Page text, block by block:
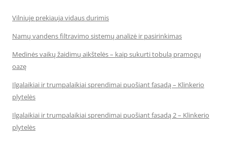
Vilniuje prekiauja vidaus durimis
Namų vandens filtravimo sistemų analizė ir pasirinkimas
Medinės vaikų žaidimų aikštelės – kaip sukurti tobulą pramogų
oazę
Ilgalaikiai ir trumpalaikiai sprendimai puošiant fasadą – Klinkerio
plytelės
Ilgalaikiai ir trumpalaikiai sprendimai puošiant fasadą 2 – Klinkerio
plytelės